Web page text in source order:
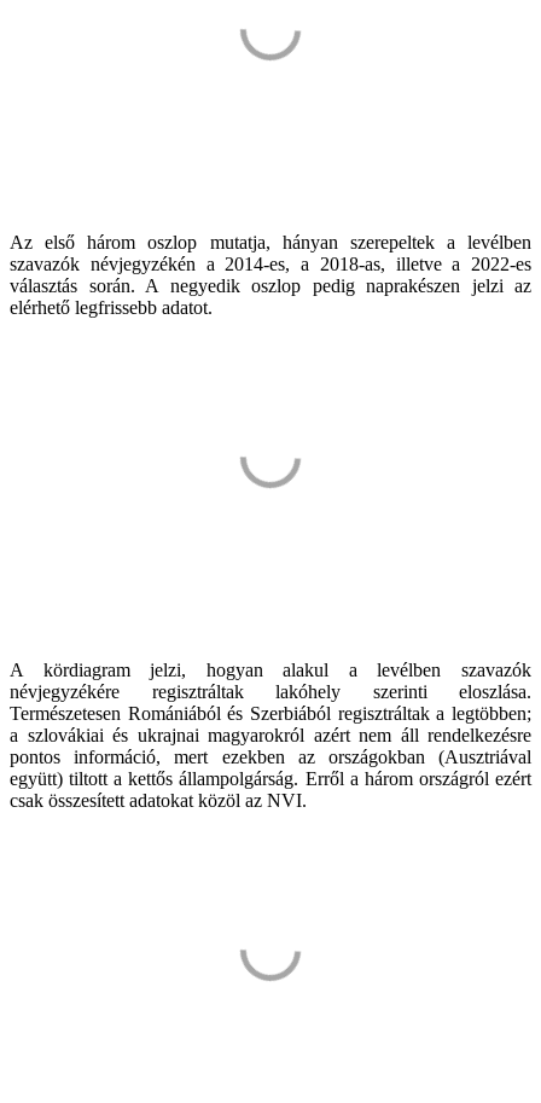
Az első három oszlop mutatja, hányan szerepeltek a levélben
szavazók névjegyzékén a 2014-es, a 2018-as, illetve a 2022-es
választás során. A negyedik oszlop pedig naprakészen jelzi az
elérhető legfrissebb adatot.
A kördiagram jelzi, hogyan alakul a levélben szavazók
névjegyzékére regisztráltak lakóhely szerinti eloszlása.
Természetesen Romániából és Szerbiából regisztráltak a legtöbben;
a szlovákiai és ukrajnai magyarokról azért nem áll rendelkezésre
pontos információ, mert ezekben az országokban (Ausztriával
együtt) tiltott a kettős állampolgárság. Erről a három országról ezért
csak összesített adatokat közöl az NVI.